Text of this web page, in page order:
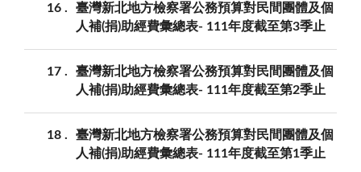
16
臺灣新北地方檢察署公務預算對民間團體及個
人補(捐)助經費彙總表- 111年度截至第3季止
17
臺灣新北地方檢察署公務預算對民間團體及個
人補(捐)助經費彙總表- 111年度截至第2季止
18
臺灣新北地方檢察署公務預算對民間團體及個
人補(捐)助經費彙總表- 111年度截至第1季止